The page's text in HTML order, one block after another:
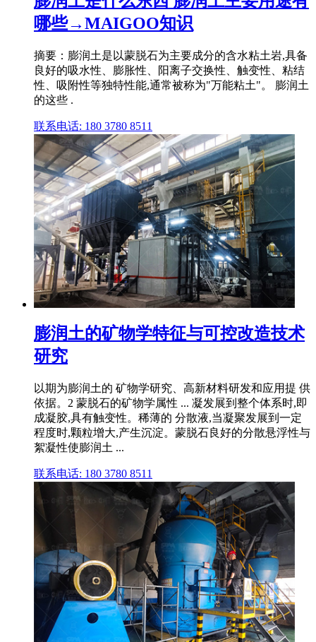
哪些→MAIGOO知识
摘要：膨润土是以蒙脱石为主要成分的含水粘土岩,具备
良好的吸水性、膨胀性、阳离子交换性、触变性、粘结
性、吸附性等独特性能,通常被称为"万能粘土"。 膨润土
的这些 .
联系电话: 180 3780 8511
膨润土的矿物学特征与可控改造技术
研究
以期为膨润土的 矿物学研究、高新材料研发和应用提 供
依据。2 蒙脱石的矿物学属性 ... 凝发展到整个体系时,即
成凝胶,具有触变性。稀薄的 分散液,当凝聚发展到一定
程度时,颗粒增大,产生沉淀。蒙脱石良好的分散悬浮性与
絮凝性使膨润土 ...
联系电话: 180 3780 8511